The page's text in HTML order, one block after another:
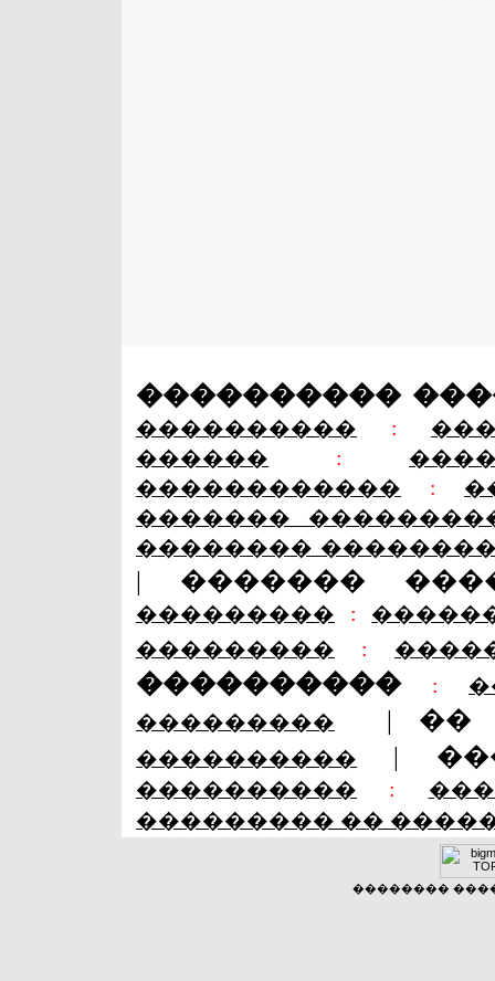
����������
���������� :
������ :
������������ :
�������
��������
| �������
��������� :
��������� :
���������� :
���������
| ��
���������� |
���������� :
��������� ��
��������